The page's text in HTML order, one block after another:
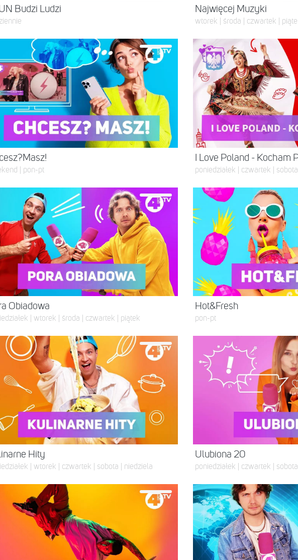
Budzi Ludzi Najwięcej Muzyki
wtorek | środa | czwartek |
| pon-pt
I Love Poland - Kocham
poniedziałek | czwartek |
Obiadowa
| wtorek | środa | czwartek | piątek
Hot&Fresh
pon-pt
Hity
| wtorek | czwartek | sobota | niedziela
Ulubiona 20
poniedziałek | czwartek |